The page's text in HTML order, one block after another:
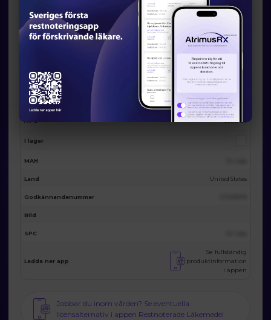
Eventuella licensalternativ från
AtrimusRx
Candesartan Cilexetil 4mg 30 tabs
Förpackning
Substans Candesartan cilexetil
ATC C09CA06
I lager
MAH
Land United States
Godkännandenummer
Bild
SPC
Ladda ner app
Se fullständig
produktinformation
i appen
Jobbar du inom vården? Se eventuella
licensalternativ i appen Restnoterade Läkemedel